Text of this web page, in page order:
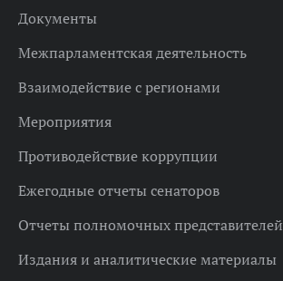
Документы
Межпарламентская деятельность
Взаимодействие с регионами
Мероприятия
Противодействие коррупции
Ежегодные отчеты сенаторов
Отчеты полномочных представителей
Издания и аналитические материалы